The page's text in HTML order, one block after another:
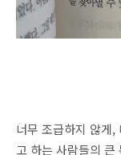
너무 조급하지 않게
고 하는 사람들의 큰